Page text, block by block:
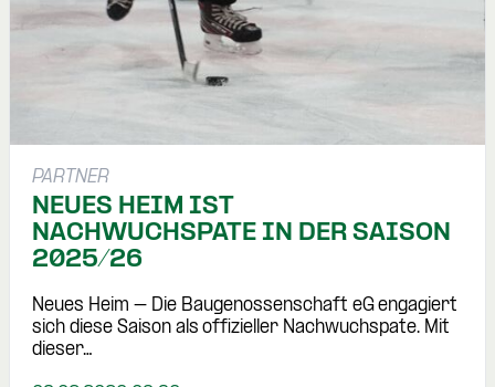
PARTNER
NEUES HEIM IST
NACHWUCHSPATE IN DER SAISON
2025/26
Neues Heim – Die Baugenossenschaft eG engagiert
sich diese Saison als offizieller Nachwuchspate. Mit
dieser…